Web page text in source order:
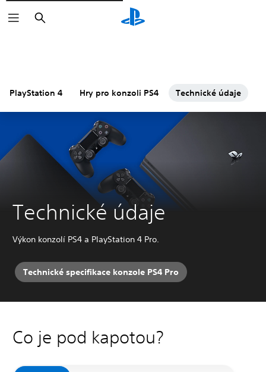
Vyhledat
PlayStation 4 Hry pro konzoli PS4 Technické údaje
Technické údaje
Výkon konzolí PS4 a PlayStation 4 Pro.
Technické specifikace konzole PS4 Pro
Co je pod kapotou?